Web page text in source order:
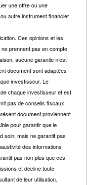
une offre ou une
autre instrument financier
Ces opinions et les
prennent pas en compte
aucune garantie n’est
document sont adaptées
investisseur. Le
chaque investisseur et est
pas de conseils fiscaux.
document proviennent
pour garantir que le
soin, mais ne garantit pas
des informations
pas non plus que ces
et décline toute
de leur utilisation.